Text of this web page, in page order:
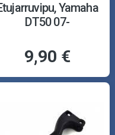
Yamaha
DT50 07-
9,90 €